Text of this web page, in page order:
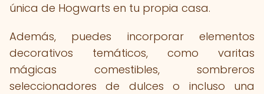
única de Hogwarts en tu propia casa.
Además, puedes incorporar elementos
decorativos temáticos, como varitas
mágicas comestibles, sombreros
seleccionadores de dulces o incluso una